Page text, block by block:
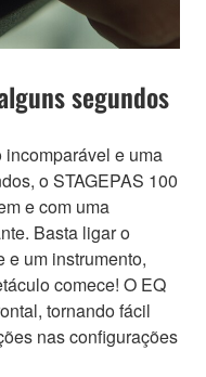
segundos
e uma
o STAGEPAS 100
e com uma
Basta ligar o
e um instrumento,
comece! O EQ
tornando fácil
nas configurações